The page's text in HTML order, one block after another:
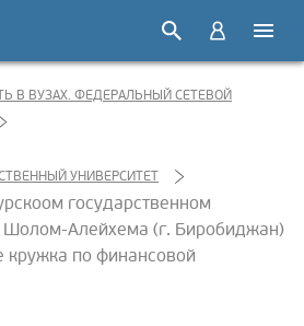
В ВУЗАХ. ФЕДЕРАЛЬНЫЙ СЕТЕВОЙ
УНИВЕРСИТЕТ
государственном
Шолом-Алейхема (г. Биробиджан)
кружка по финансовой